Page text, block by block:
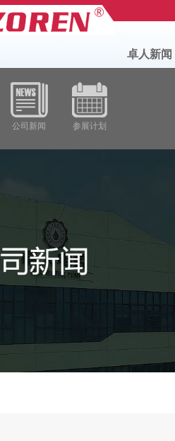
卓人新闻
公司新闻 参展计划